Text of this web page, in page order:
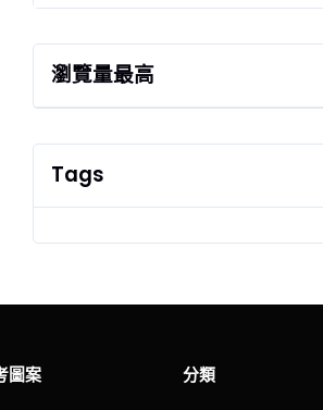
瀏覽量最高
Tags
圖案 分類